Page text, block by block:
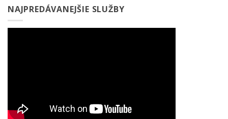
NAJPREDÁVANEJŠIE SLUŽBY